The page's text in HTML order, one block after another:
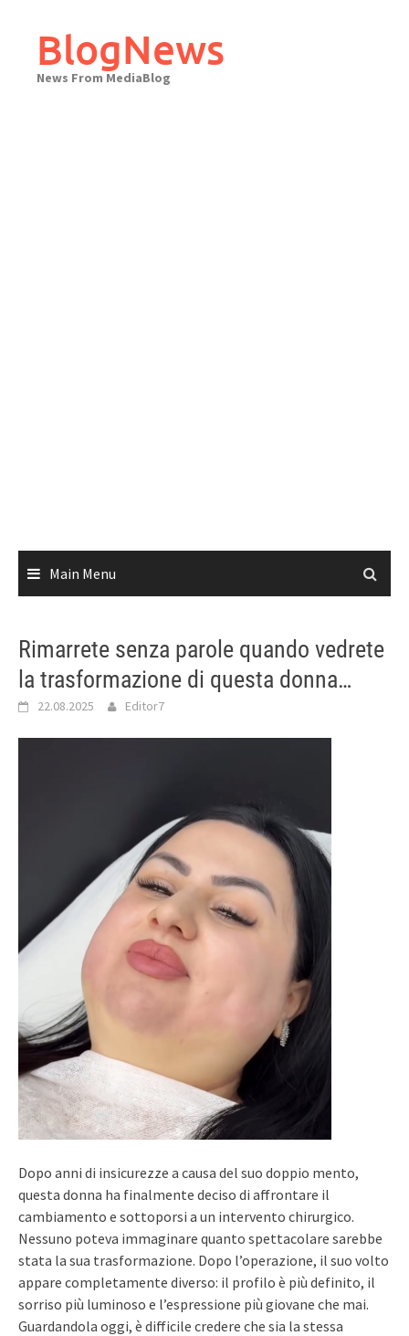
contentBlogNews
News From MediaBlog
Main Menu
Rimarrete senza parole quando vedrete
la trasformazione di questa donna…
22.08.2025 Editor7
Dopo anni di insicurezze a causa del suo doppio mento,
questa donna ha finalmente deciso di affrontare il
cambiamento e sottoporsi a un intervento chirurgico.
Nessuno poteva immaginare quanto spettacolare sarebbe
stata la sua trasformazione. Dopo l’operazione, il suo volto
appare completamente diverso: il profilo è più definito, il
sorriso più luminoso e l’espressione più giovane che mai.
Guardandola oggi, è difficile credere che sia la stessa